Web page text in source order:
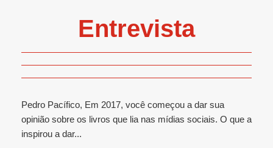
Entrevista
Pedro Pacífico, Em 2017, você começou a dar sua
opinião sobre os livros que lia nas mídias sociais. O que a
inspirou a dar...